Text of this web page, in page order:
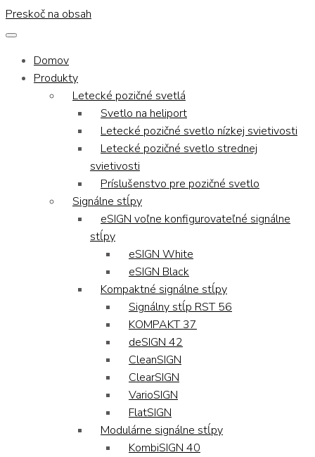
Preskoč na obsah
Domov
Produkty
Letecké pozičné svetlá
Svetlo na heliport
Letecké pozičné svetlo nízkej svietivosti
Letecké pozičné svetlo strednej
svietivosti
Príslušenstvo pre pozičné svetlo
Signálne stĺpy
eSIGN voľne konfigurovateľné signálne
stĺpy
eSIGN White
eSIGN Black
Kompaktné signálne stĺpy
Signálny stĺp RST 56
KOMPAKT 37
deSIGN 42
CleanSIGN
ClearSIGN
VarioSIGN
FlatSIGN
Modulárne signálne stĺpy
KombiSIGN 40